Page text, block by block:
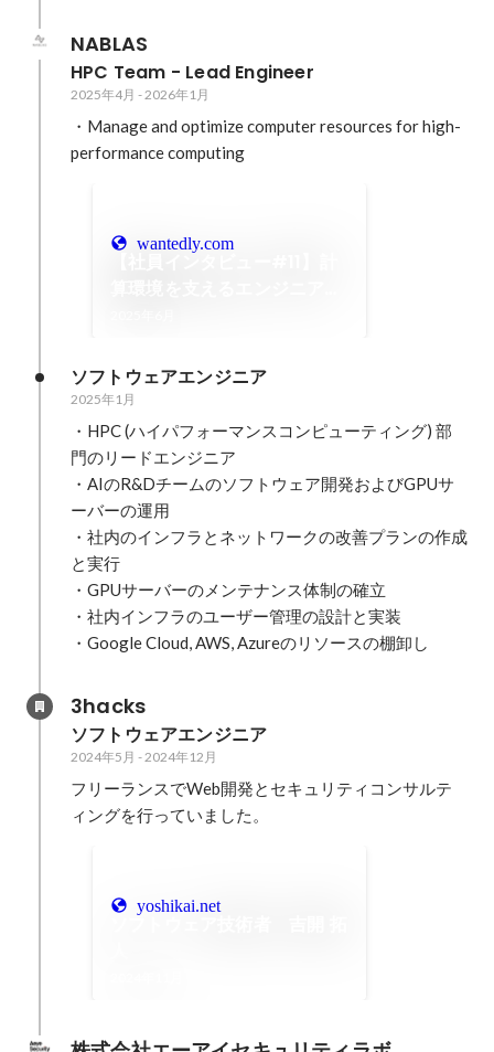
NABLAS
HPC Team - Lead Engineer
2025年4月 - 2026年1月
・Manage and optimize computer resources for high-
performance computing
wantedly.com
ソフトウェアエンジニア
2025年1月
・HPC (ハイパフォーマンスコンピューティング) 部
門のリードエンジニア
・AIのR&Dチームのソフトウェア開発およびGPUサ
ーバーの運用
・社内のインフラとネットワークの改善プランの作成
と実行
・GPUサーバーのメンテナンス体制の確立
・社内インフラのユーザー管理の設計と実装
・Google Cloud, AWS, Azureのリソースの棚卸し
3hacks
ソフトウェアエンジニア
2024年5月 - 2024年12月
フリーランスでWeb開発とセキュリティコンサルテ
ィングを行っていました。
yoshikai.net